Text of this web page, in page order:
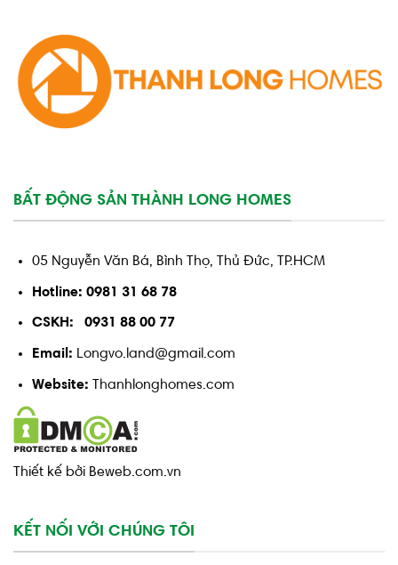
BẤT ĐỘNG SẢN THÀNH LONG HOMES
05 Nguyễn Văn Bá, Bình Thọ, Thủ Đức, TP.HCM
Hotline: 0981 31 68 78
CSKH: 0931 88 00 77
Email: Longvo.land@gmail.com
Website: Thanhlonghomes.com
Thiết kế bởi Beweb.com.vn
KẾT NỐI VỚI CHÚNG TÔI